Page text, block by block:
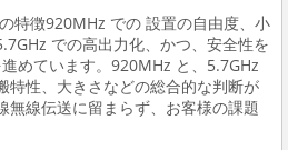
特徴920MHz での 設置の自由度、小
での高出力化、かつ、安全性を
めています。920MHz と、5.7GHz
特性、大きさなどの総合的な判断が
無線伝送に留まらず、お客様の課題